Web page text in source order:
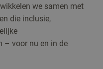
we samen met
die inclusie,
– voor nu en in de